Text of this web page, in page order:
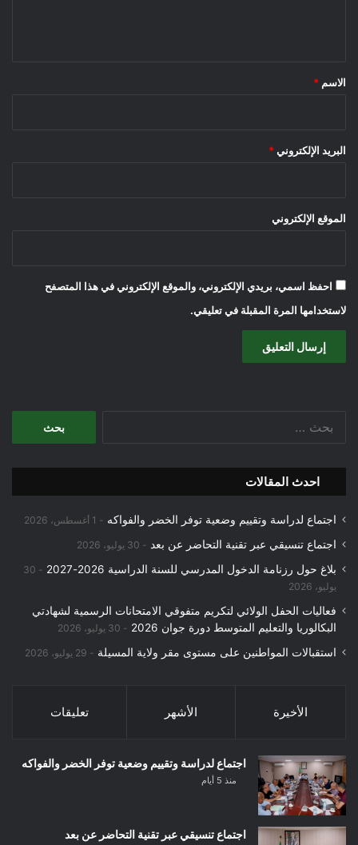
*
الاسم *
البريد الإلكتروني *
الموقع الإلكتروني
احفظ اسمي، بريدي الإلكتروني، والموقع الإلكتروني في هذا المتصفح
لاستخدامها المرة المقبلة في تعليقي.
احدث المقالات
اجتماع لدراسة وتقييم وضعية توفر الخضر والفواكه 1 أغسطس، 2026
اجتماع تنسيقي عبر تقنية التحاضر عن بعد 30 يوليو، 2026
بلاغ حول رزنامة الدخول المدرسي للسنة الدراسية 2026-2027
30
يوليو، 2026
فعاليات الحفل الولائي لتكريم متفوقي الامتحانات الرسمية لشهادتي
البكالوريا والتعليم المتوسط دورة جوان 2026
30 يوليو، 2026
استقبالات المواطنين على مستوى مقر ولاية المسيلة 29 يوليو، 2026
الأخيرة الأشهر تعليقات
اجتماع لدراسة وتقييم وضعية توفر الخضر والفواكه
منذ 5 أيام
اجتماع تنسيقي عبر تقنية التحاضر عن بعد